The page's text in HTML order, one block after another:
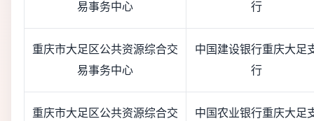
易事务中心
行
重庆市大足区公共资源综合交
易事务中心
中国建设银行重庆大足
行
重庆市大足区公共资源综合交
中国农业银行重庆大足